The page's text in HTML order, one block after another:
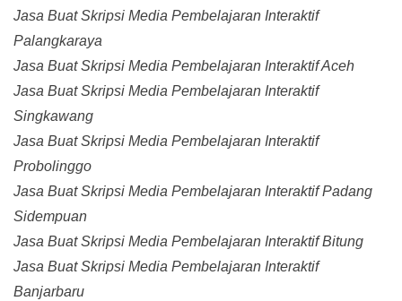
Jasa Buat Skripsi Media Pembelajaran Interaktif
Palangkaraya
Jasa Buat Skripsi Media Pembelajaran Interaktif Aceh
Jasa Buat Skripsi Media Pembelajaran Interaktif
Singkawang
Jasa Buat Skripsi Media Pembelajaran Interaktif
Probolinggo
Jasa Buat Skripsi Media Pembelajaran Interaktif Padang
Sidempuan
Jasa Buat Skripsi Media Pembelajaran Interaktif Bitung
Jasa Buat Skripsi Media Pembelajaran Interaktif
Banjarbaru